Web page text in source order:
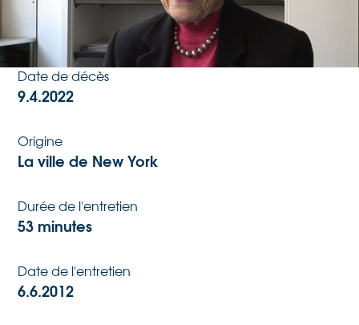
Date de naissance
3.11.1918
Date de décès
9.4.2022
Origine
La ville de New York
Durée de l'entretien
53 minutes
Date de l'entretien
6.6.2012